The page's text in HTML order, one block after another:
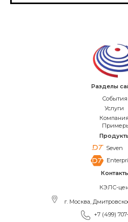
Разделы
Услуги
Компания
Seven
КЭЛС-
г. Москва,
+7 (499)
События